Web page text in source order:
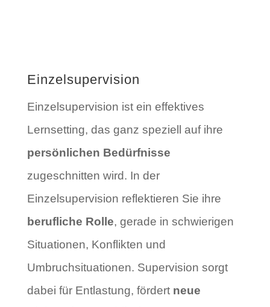
Einzelsupervision
Einzelsupervision ist ein effektives
Lernsetting, das ganz speziell auf ihre
persönlichen Bedürfnisse
zugeschnitten wird. In der
Einzelsupervision reflektieren Sie ihre
berufliche Rolle, gerade in schwierigen
Situationen, Konflikten und
Umbruchsituationen. Supervision sorgt
dabei für Entlastung, fördert neue